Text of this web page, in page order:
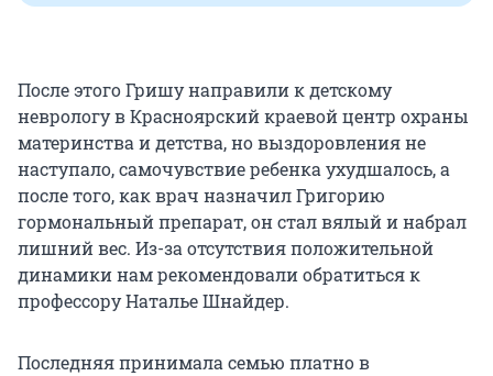
После этого Гришу направили к детскому
неврологу в Красноярский краевой центр охраны
материнства и детства, но выздоровления не
наступало, самочувствие ребенка ухудшалось, а
после того, как врач назначил Григорию
гормональный препарат, он стал вялый и набрал
лишний вес. Из-за отсутствия положительной
динамики нам рекомендовали обратиться к
профессору Наталье Шнайдер.
Последняя принимала семью платно в